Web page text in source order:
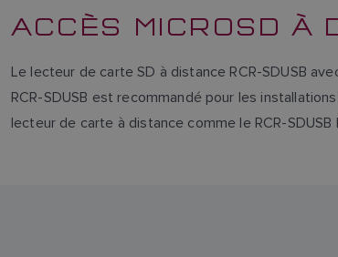
ACCÈS MICROSD À
Le lecteur de carte SD à distance RCR-SDUSB
RCR-SDUSB est recommandé pour les
lecteur de carte à distance comme le RCR-SDUSB